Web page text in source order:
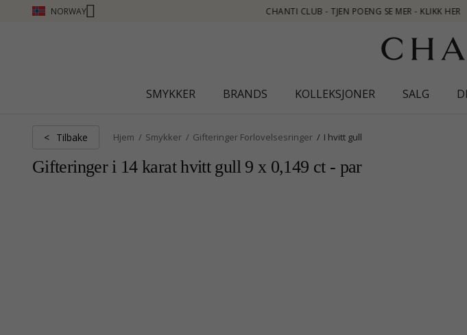
NORWAY
CLUB - TJEN POENG SE MER - KLIKK HER
SMYKKER BRANDS KOLLEKSJONER SALG
< Tilbake Hjem Smykker Gifteringer Forlovelsesringer I hvitt gull
Gifteringer i 14 karat hvitt gull 9 x 0,149 ct - par